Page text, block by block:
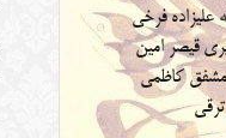
علیزادهفرخی
قیصر امین
کاظمی